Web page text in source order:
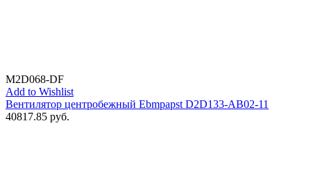
M2D068-DF
Add to Wishlist
Вентилятор центробежный Ebmpapst D2D133-AB02-11
40817.85 руб.